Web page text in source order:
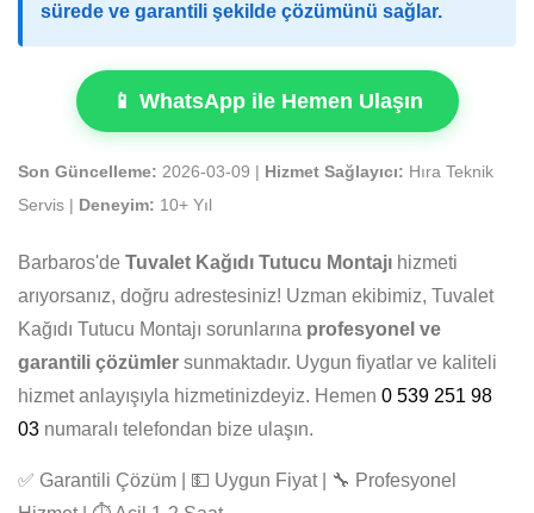
sürede ve garantili şekilde çözümünü sağlar.
📱 WhatsApp ile Hemen Ulaşın
Son Güncelleme: 2026-03-09 | Hizmet Sağlayıcı: Hıra Teknik
Servis |
Deneyim: 10+ Yıl
Barbaros'de Tuvalet Kağıdı Tutucu Montajı hizmeti
arıyorsanız, doğru adrestesiniz! Uzman ekibimiz, Tuvalet
Kağıdı Tutucu Montajı sorunlarına profesyonel ve
garantili çözümler sunmaktadır. Uygun fiyatlar ve kaliteli
hizmet anlayışıyla hizmetinizdeyiz. Hemen 0 539 251 98
03 numaralı telefondan bize ulaşın.
✅ Garantili Çözüm | 💵 Uygun Fiyat | 🔧 Profesyonel